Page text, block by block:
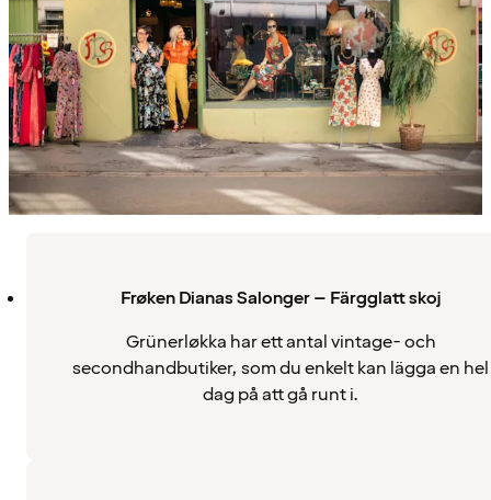
Frøken Dianas Salonger – Färgglatt skoj
Grünerløkka har ett antal vintage- och
secondhandbutiker, som du enkelt kan lägga en hel
dag på att gå runt i.